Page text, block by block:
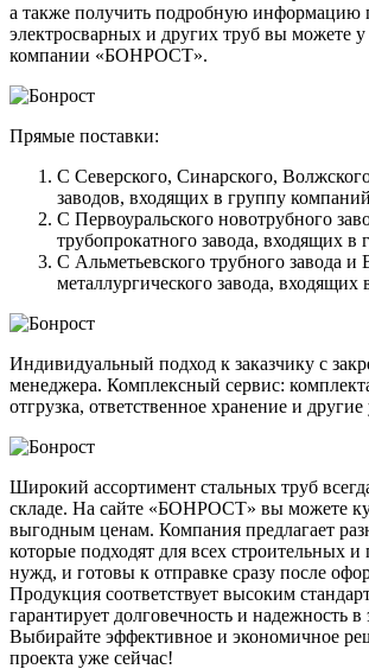
а также получить подробную информацию
электросварных и других труб вы можете
компании «БОНРОСТ».
Прямые поставки:
С Северского, Синарского,
заводов, входящих в группу
С Первоуральского новотрубного
трубопрокатного завода, входящих
С Альметьевского трубного завода и
металлургического завода,
Индивидуальный подход к заказчику с
менеджера. Комплексный сервис:
отгрузка, ответственное хранение и другие
Широкий ассортимент стальных труб
складе. На сайте «БОНРОСТ» вы можете
выгодным ценам. Компания предлагает
которые подходят для всех строительных
нужд, и готовы к отправке сразу после
Продукция соответствует высоким
гарантирует долговечность и надежность в
Выбирайте эффективное и экономичное
проекта уже сейчас!